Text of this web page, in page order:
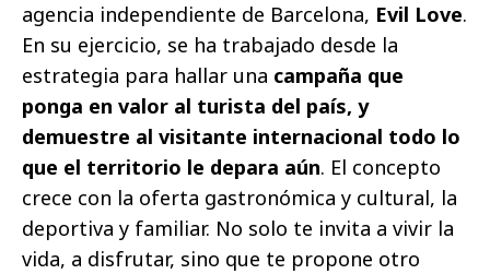
agencia independiente de Barcelona, Evil Love.
En su ejercicio, se ha trabajado desde la
estrategia para hallar una campaña que
ponga en valor al turista del país, y
demuestre al visitante internacional todo lo
que el territorio le depara aún. El concepto
crece con la oferta gastronómica y cultural, la
deportiva y familiar. No solo te invita a vivir la
vida, a disfrutar, sino que te propone otro